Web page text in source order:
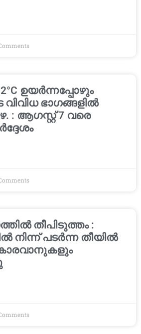
ഉയർന്നപ്പോഴും
ഭാഗങ്ങളിൽ
: ആഗസ്റ്റ് 7 വരെ
തീപിടുത്തം :
നിന്ന് പടർന്ന തീയിൽ